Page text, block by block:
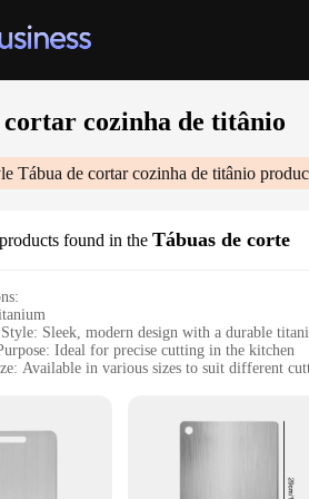
cortar cozinha de titânio
Tábua de cortar cozinha de titânio
found in the Tábuas de corte
Sleek, modern design with a durable
Ideal for precise cutting in the kitchen
Available in various sizes to suit different
Kitchen Cutting Board is a testament to
that it maintains its pristine condition